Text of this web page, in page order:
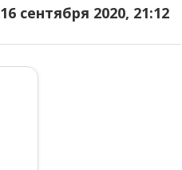
16 сентября 2020, 21:12